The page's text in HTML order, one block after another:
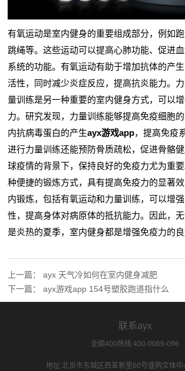
有氧运动是室内健身的重要组成部分，例如
跳绳等。这些运动可以提高心肺功能、促进
系统的功能。有氧运动有助于增加抗体的产
活性，同时减少炎症反应，提高抗炎能力。
量训练是另一种重要的室内健身方式，可以
力。研究发现，力量训练能够提高免疫细胞
内抗病毒蛋白的产生ayx游戏app，提高免疫
进行力量训练还能预防骨质疏松，促进骨骼
球疫情的背景下，保持良好的免疫力尤为重
种便捷的锻炼方式，具有提高免疫力的显著
内锻炼，包括有氧运动和力量训练，可以增
性，提高身体对病原体的抵抗能力。因此，
是炎热的夏季，室内健身都是增强免疫力的良
上一篇：ayx 天气冷如何在室内健身减肥
下一篇：ayx游戏app 154号塑胶跑道指什么
联系ayx
全国400热线:400-0069-096
地址:北京市东城区西革新里60号盛购文体